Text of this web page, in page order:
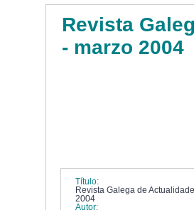
Revista
- marzo 2004
Título:
Revista Galega de
2004
Autor: